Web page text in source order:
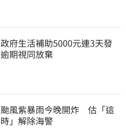
政府生活補助5000元連3天發
逾期視同放棄
颱風紫暴雨今晚開炸　估「這
時」解除海警